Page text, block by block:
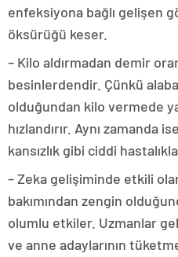
enfeksiyona bağlı gelişen
öksürüğü keser.
– Kilo aldırmadan demir
besinlerdendir. Çünkü
olduğundan kilo vermede
hızlandırır. Aynı zamanda
kansızlık gibi ciddi
– Zeka gelişiminde etkili
bakımından zengin
olumlu etkiler. Uzmanlar
ve anne adaylarının